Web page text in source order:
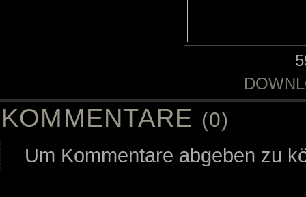
KOMMENTARE (0)
Um Kommentare abgeben zu